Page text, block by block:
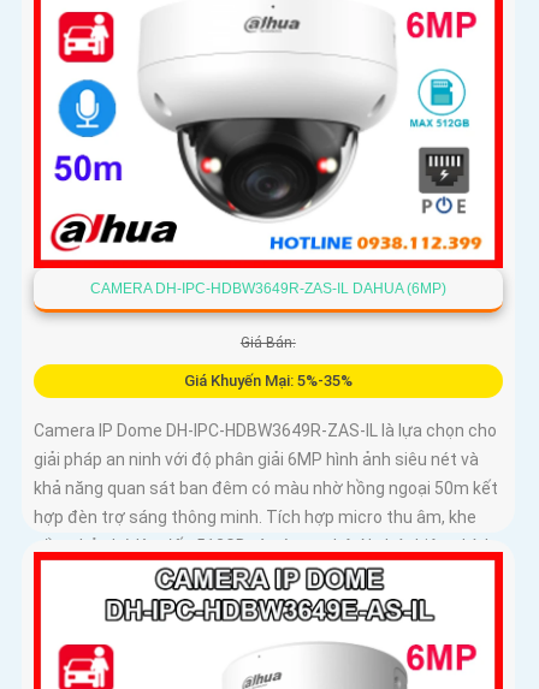
CAMERA DH-IPC-HDBW3649R-ZAS-IL DAHUA (6MP)
Giá Bán:
Giá Khuyến Mại: 5%-35%
Camera IP Dome DH-IPC-HDBW3649R-ZAS-IL là lựa chọn cho
giải pháp an ninh với độ phân giải 6MP hình ảnh siêu nét và
khả năng quan sát ban đêm có màu nhờ hồng ngoại 50m kết
hợp đèn trợ sáng thông minh. Tích hợp micro thu âm, khe
cắm thẻ nhớ lên đến 512GB và công nghệ AI phát hiện chính
xác người và xe, camera đáp ứng tối đa nhu cầu giám sát
chuyên nghiệp hỗ trợ PoE giúp lắp đặt dễ dàng